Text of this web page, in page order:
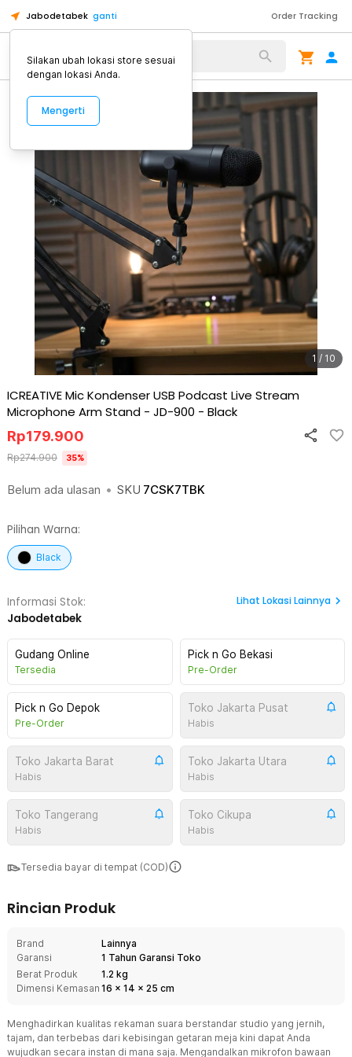
Jabodetabek ganti Order Tracking
Alat Kopi
1 / 10
ICREATIVE Mic Kondenser USB Podcast Live Stream
Microphone Arm Stand - JD-900 - Black
Belum ada ulasan • SKU 7CSK7TBK
Rp179.900
Rp274.900 35%
Pilihan Warna:
Black
Informasi Stok:
Jabodetabek
Lihat Lokasi Lainnya
Gudang Online
Tersedia
Pick n Go Bekasi
Pre-Order
Pick n Go Depok
Pre-Order
Toko Jakarta Pusat
Habis
Toko Jakarta Barat
Habis
Toko Jakarta Utara
Habis
Toko Tangerang
Habis
Toko Cikupa
Habis
Tersedia bayar di tempat (COD)
Rincian Produk
Brand
Lainnya
Garansi
1 Tahun Garansi Toko
Berat Produk
1.2 kg
Dimensi Kemasan 16 x 14 x 25 cm
Menghadirkan kualitas rekaman suara berstandar studio yang jernih,
tajam, dan terbebas dari kebisingan getaran meja kini dapat Anda
wujudkan secara instan di mana saja. Mengandalkan mikrofon bawaan
Silakan ubah lokasi store sesuai
dengan lokasi Anda.
Mengerti